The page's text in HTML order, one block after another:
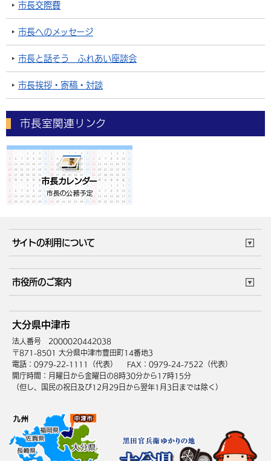
市長交際費
市長へのメッセージ
市長と話そう ふれあい座談会
市長挨拶・寄稿・対談
市長室関連リンク
サイトの利用について
サイトマップ
市役所のご案内
庁舎地図 組織案内
中津市へのアクセス
大分県中津市
法人番号 2000020442038
〒871-8501 大分県中津市豊田町14番地3
電話：0979-22-1111（代表）
FAX：0979-24-7522（代表）
開庁時間：月曜日から金曜日の8時30分から17時15分
（但し、国民の祝日及び12月29日から翌年1月3日までは除く）